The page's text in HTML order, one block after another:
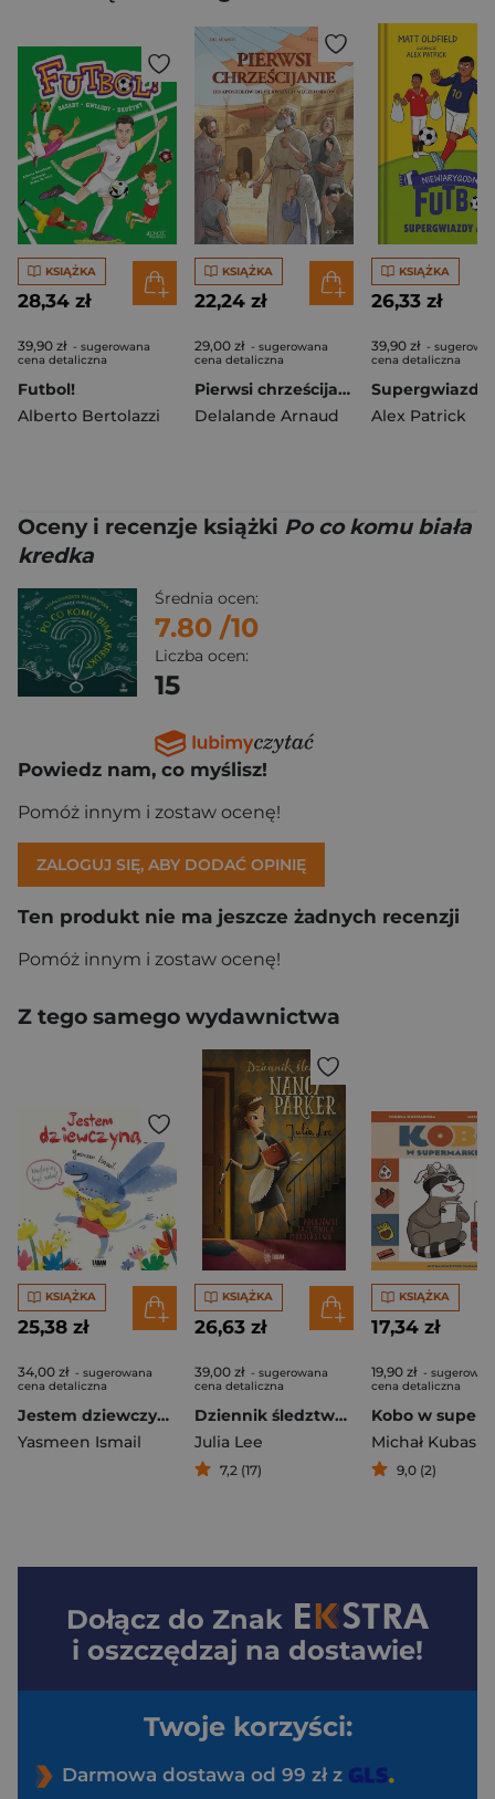
KSIĄŻKA
28,34 zł
39,90 zł - sugerowana
cena detaliczna
Futbol!
Alberto Bertolazzi
KSIĄŻKA
22,24 zł
29,00 zł - sugerowana
cena detaliczna
Pierwsi chrześcijanie
Delalande Arnaud
KSIĄŻKA
26,33 zł
39,90 zł -
cena detaliczna
Alex Patrick
Oceny i recenzje książki Po co komu biała
kredka
Średnia ocen:
7.80 /10
Liczba ocen:
15
Powiedz nam, co myślisz!
Pomóż innym i zostaw ocenę!
ZALOGUJ SIĘ, ABY DODAĆ OPINIĘ
Ten produkt nie ma jeszcze żadnych recenzji
Pomóż innym i zostaw ocenę!
Z tego samego wydawnictwa
KSIĄŻKA
25,38 zł
34,00 zł - sugerowana
cena detaliczna
Jestem dziewczyną! Najlepiej być sobą!
Yasmeen Ismail
KSIĄŻKA
26,63 zł
39,00 zł - sugerowana
cena detaliczna
Dziennik śledztwa Nancy Parker
Julia Lee
7,2 (17)
KSIĄŻKA
17,34 zł
19,90 zł -
cena detaliczna
Michał Kubas
9,0 (2)
Dołącz do Znak
i oszczędzaj na dostawie!
Twoje korzyści:
Darmowa dostawa od 99 zł z